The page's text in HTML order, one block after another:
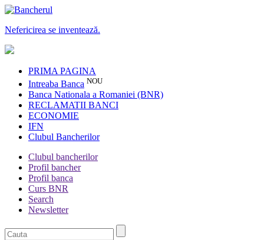
Nefericirea se inventează.
PRIMA PAGINA
Intreaba Banca NOU
Banca Nationala a Romaniei (BNR)
RECLAMATII BANCI
ECONOMIE
IFN
Clubul Bancherilor
Clubul bancherilor
Profil bancher
Profil banca
Curs BNR
Search
Newsletter